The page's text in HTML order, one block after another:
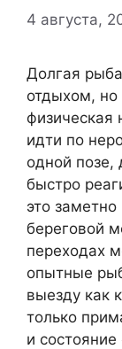
4 августа,
Долгая
отдыхом, но
физическая
идти по
одной позе,
быстро
это
береговой
переходах
опытные
выезду как
только
и